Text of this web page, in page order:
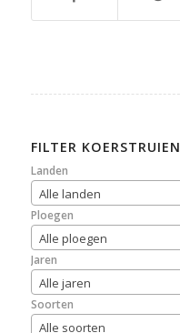
FILTER KOERSTRUIEN
Landen
Alle landen
Ploegen
Alle ploegen
Jaren
Alle jaren
Soorten
Alle soorten